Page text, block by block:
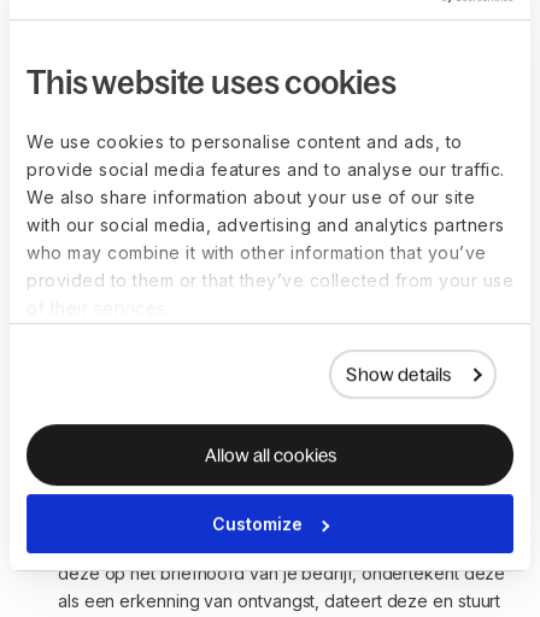
This website uses cookies
We use cookies to personalise content and ads, to
provide social media features and to analyse our traffic.
We also share information about your use of our site
with our social media, advertising and analytics partners
who may combine it with other information that you’ve
provided to them or that they’ve collected from your use
Show details
Allow all cookies
Customize
servicekosten in rekening brengen aangezien de
agenten zullen je dit van tevoren vertellen, dus lees altijd het
misverstanden later te voorkomen.
Hoe werkt het AOR
Het AOR proces begint zodra je hebt besloten om met een
bepaalde agent te werken en duurt ongeveer tien dagen
Fase 1: De nieuwe agent stuurt je een Agent of Record
brief met de naam van je bedrijf, de naam van de
drager, het polisnummer en de effectieve polisdatum
deze op het briefhoofd van je bedrijf, ondertekent deze
als een erkenning van ontvangst, dateert deze en stuurt